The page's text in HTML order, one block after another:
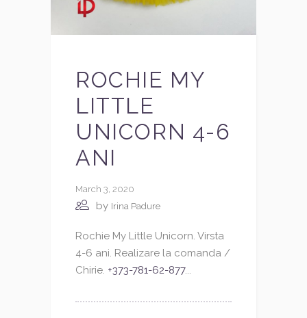
ROCHIE MY
LITTLE
UNICORN 4-6
ANI
March 3, 2020
by Irina Padure
Rochie My Little Unicorn. Virsta
4-6 ani. Realizare la comanda /
Chirie. +373-781-62-877...